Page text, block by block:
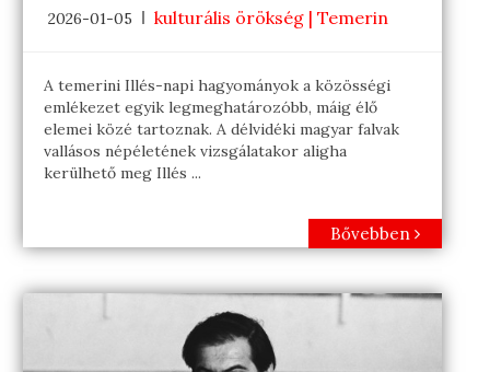
2026-01-05 kulturális örökség | Temerin
A temerini Illés-napi hagyományok a közösségi
emlékezet egyik legmeghatározóbb, máig élő
elemei közé tartoznak. A délvidéki magyar falvak
vallásos népéletének vizsgálatakor aligha
kerülhető meg Illés ...
Bővebben